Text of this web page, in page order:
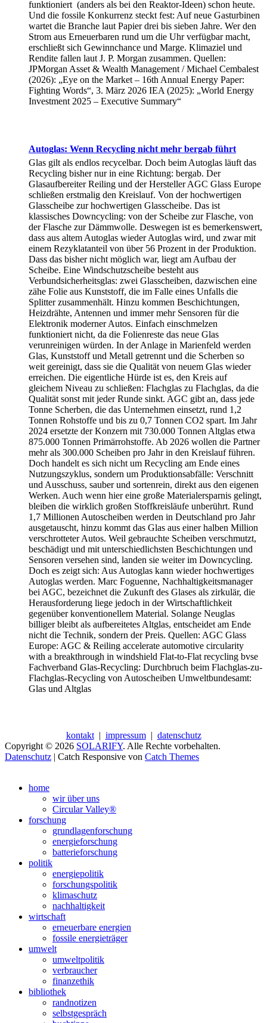
funktioniert (anders als bei den Reaktor-Ideen) schon heute.
Und die fossile Konkurrenz steckt fest: Auf neue Gasturbinen
wartet die Branche laut Papier drei bis sieben Jahre. Wer den
Strom aus Erneuerbaren rund um die Uhr verfügbar macht,
erschließt sich Gewinnchance und Marge. Klimaziel und
Rendite fallen laut J. P. Morgan zusammen. Quellen:
JPMorgan Asset & Wealth Management / Michael Cembalest
(2026): „Eye on the Market – 16th Annual Energy Paper:
Fighting Words“, 3. März 2026 IEA (2025): „World Energy
Investment 2025 – Executive Summary“
Autoglas: Wenn Recycling nicht mehr bergab führt
Glas gilt als endlos recycelbar. Doch beim Autoglas läuft das
Recycling bisher nur in eine Richtung: bergab. Der
Glasaufbereiter Reiling und der Hersteller AGC Glass Europe
schließen erstmalig den Kreislauf. Von der hochwertigen
Glasscheibe zur hochwertigen Glasscheibe. Das ist
klassisches Downcycling: von der Scheibe zur Flasche, von
der Flasche zur Dämmwolle. Deswegen ist es bemerkenswert,
dass aus altem Autoglas wieder Autoglas wird, und zwar mit
einem Rezyklatanteil von über 56 Prozent in der Produktion.
Dass das bisher nicht möglich war, liegt am Aufbau der
Scheibe. Eine Windschutzscheibe besteht aus
Verbundsicherheitsglas: zwei Glasscheiben, dazwischen eine
zähe Folie aus Kunststoff, die im Falle eines Unfalls die
Splitter zusammenhält. Hinzu kommen Beschichtungen,
Heizdrähte, Antennen und immer mehr Sensoren für die
Elektronik moderner Autos. Einfach einschmelzen
funktioniert nicht, da die Folienreste das neue Glas
verunreinigen würden. In der Anlage in Marienfeld werden
Glas, Kunststoff und Metall getrennt und die Scherben so
weit gereinigt, dass sie die Qualität von neuem Glas wieder
erreichen. Die eigentliche Hürde ist es, den Kreis auf
gleichem Niveau zu schließen: Flachglas zu Flachglas, da die
Qualität sonst mit jeder Runde sinkt. AGC gibt an, dass jede
Tonne Scherben, die das Unternehmen einsetzt, rund 1,2
Tonnen Rohstoffe und bis zu 0,7 Tonnen CO2 spart. Im Jahr
2024 ersetzte der Konzern mit 730.000 Tonnen Altglas etwa
875.000 Tonnen Primärrohstoffe. Ab 2026 wollen die Partner
mehr als 300.000 Scheiben pro Jahr in den Kreislauf führen.
Doch handelt es sich nicht um Recycling am Ende eines
Nutzungszyklus, sondern um Produktionsabfälle: Verschnitt
und Ausschuss, sauber und sortenrein, direkt aus den eigenen
Werken. Auch wenn hier eine große Materialersparnis gelingt,
bleiben die wirklich großen Stoffkreisläufe unberührt. Rund
1,7 Millionen Autoscheiben werden in Deutschland pro Jahr
ausgetauscht, hinzu kommt das Glas aus einer halben Million
verschrotteter Autos. Weil gebrauchte Scheiben verschmutzt,
beschädigt und mit unterschiedlichsten Beschichtungen und
Sensoren versehen sind, landen sie weiter im Downcycling.
Doch es zeigt sich: Aus Autoglas kann wieder hochwertiges
Autoglas werden. Marc Foguenne, Nachhaltigkeitsmanager
bei AGC, bezeichnet die Zukunft des Glases als zirkulär, die
Herausforderung liege jedoch in der Wirtschaftlichkeit
gegenüber konventionellem Material. Solange Neuglas
billiger bleibt als aufbereitetes Altglas, entscheidet am Ende
nicht die Technik, sondern der Preis. Quellen: AGC Glass
Europe: AGC & Reiling accelerate automotive circularity
with a breakthrough in windshield Flat-to-Flat recycling bvse
Fachverband Glas-Recycling: Durchbruch beim Flachglas-zu-
Flachglas-Recycling von Autoscheiben Umweltbundesamt:
Glas und Altglas
kontakt| impressum| datenschutz
Copyright © 2026 SOLARIFY. Alle Rechte vorbehalten.
Datenschutz | Catch Responsive von Catch Themes
oben
scrollen
home
wir über uns
Circular Valley®
forschung
grundlagenforschung
energieforschung
batterieforschung
politik
energiepolitik
forschungspolitik
klimaschutz
nachhaltigkeit
wirtschaft
erneuerbare energien
fossile energieträger
umwelt
umweltpolitik
verbraucher
finanzethik
bibliothek
randnotizen
selbstgespräch